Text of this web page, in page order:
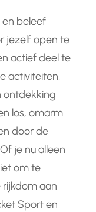
en beleef
jezelf open te
actief deel te
activiteiten,
ontdekking
los, omarm
door de
je nu alleen
om te
aan
Sport en